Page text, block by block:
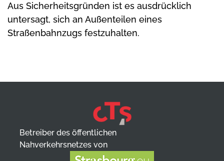
Aus Sicherheitsgründen ist es ausdrücklich
untersagt, sich an Außenteilen eines
Straßenbahnzugs festzuhalten.
Betreiber des öffentlichen
Nahverkehrsnetzes von